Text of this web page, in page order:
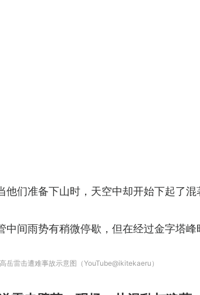
他们准备下山时，天空中却开始下起了
中间雨势有稍微停歇，但在经过金字塔
岳雷击遭难事故示意图（YouTube@ikitekaeru）